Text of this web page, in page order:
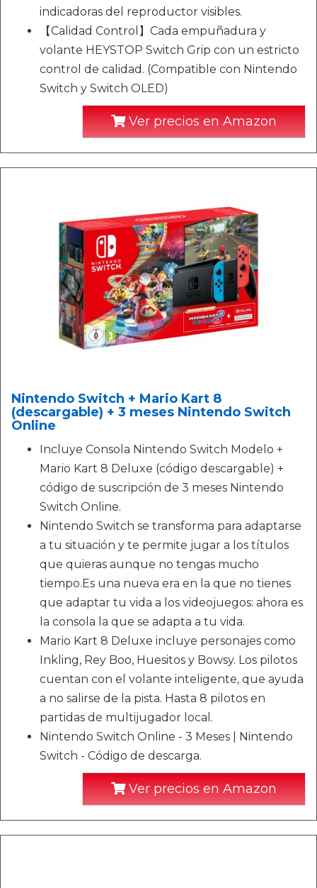
indicadoras del reproductor visibles.
【Calidad Control】Cada empuñadura y
volante HEYSTOP Switch Grip con un estricto
control de calidad. (Compatible con Nintendo
Switch y Switch OLED)
Ver precios en Amazon
Nintendo Switch + Mario Kart 8
(descargable) + 3 meses Nintendo Switch
Online
Incluye Consola Nintendo Switch Modelo +
Mario Kart 8 Deluxe (código descargable) +
código de suscripción de 3 meses Nintendo
Switch Online.
Nintendo Switch se transforma para adaptarse
a tu situación y te permite jugar a los títulos
que quieras aunque no tengas mucho
tiempo.Es una nueva era en la que no tienes
que adaptar tu vida a los videojuegos: ahora es
la consola la que se adapta a tu vida.
Mario Kart 8 Deluxe incluye personajes como
Inkling, Rey Boo, Huesitos y Bowsy. Los pilotos
cuentan con el volante inteligente, que ayuda
a no salirse de la pista. Hasta 8 pilotos en
partidas de multijugador local.
Nintendo Switch Online - 3 Meses | Nintendo
Switch - Código de descarga.
Ver precios en Amazon